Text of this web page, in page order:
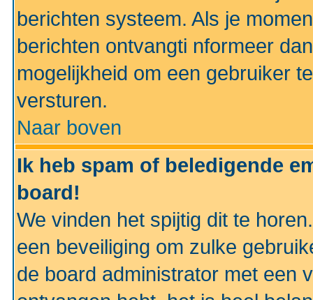
berichten systeem. Als je
berichten ontvangti nformeer
mogelijkheid om een gebruiker
versturen.
Naar boven
Ik heb spam of beledigende
board!
We vinden het spijtig dit te
een beveiliging om zulke
de board administrator met een